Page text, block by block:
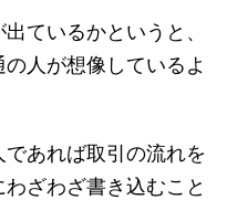
ているかというと、
人が想像しているよ
あれば取引の流れを
ざわざ書き込むこと